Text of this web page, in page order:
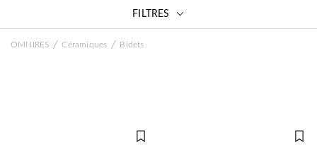
FILTRES
OMNIRES / Céramiques / Bidets